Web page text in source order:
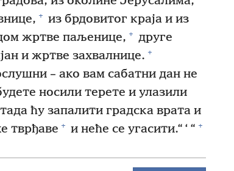
+ из брдовитог краја и из
жртве паљенице, + друге
и жртве захвалнице. +
– ако вам сабатни дан не
носили терете и улазили
ћу запалити градска врата и
тврђаве + и неће се угасити.“ ‘ “ +